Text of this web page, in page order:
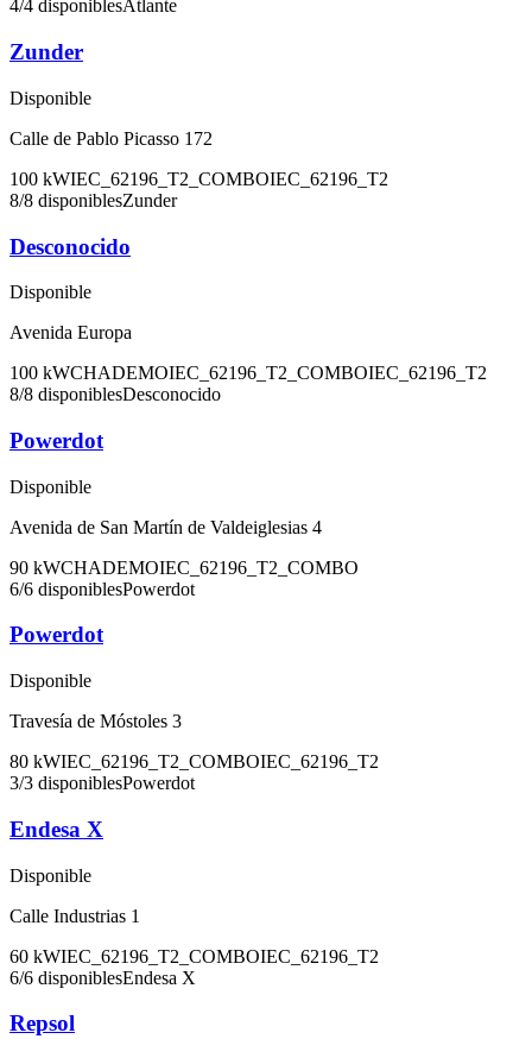
4/4 disponiblesAtlante
Zunder
Disponible
Calle de Pablo Picasso 172
100 kWIEC_62196_T2_COMBOIEC_62196_T2
8/8 disponiblesZunder
Desconocido
Disponible
Avenida Europa
100 kWCHADEMOIEC_62196_T2_COMBOIEC_62196_T2
8/8 disponiblesDesconocido
Powerdot
Disponible
Avenida de San Martín de Valdeiglesias 4
90 kWCHADEMOIEC_62196_T2_COMBO
6/6 disponiblesPowerdot
Powerdot
Disponible
Travesía de Móstoles 3
80 kWIEC_62196_T2_COMBOIEC_62196_T2
3/3 disponiblesPowerdot
Endesa X
Disponible
Calle Industrias 1
60 kWIEC_62196_T2_COMBOIEC_62196_T2
6/6 disponiblesEndesa X
Repsol